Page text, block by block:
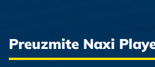
Preuzmite Naxi